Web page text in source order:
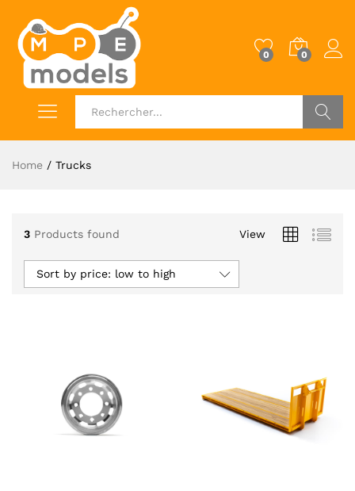
0 0
Home / Trucks
3 Products found View
Sort by price: low to high